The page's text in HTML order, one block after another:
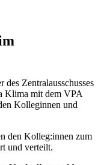
des Zentralausschusses
Klima mit dem VPA
Kolleginnen und
den Kolleg:innen zum
und verteilt.